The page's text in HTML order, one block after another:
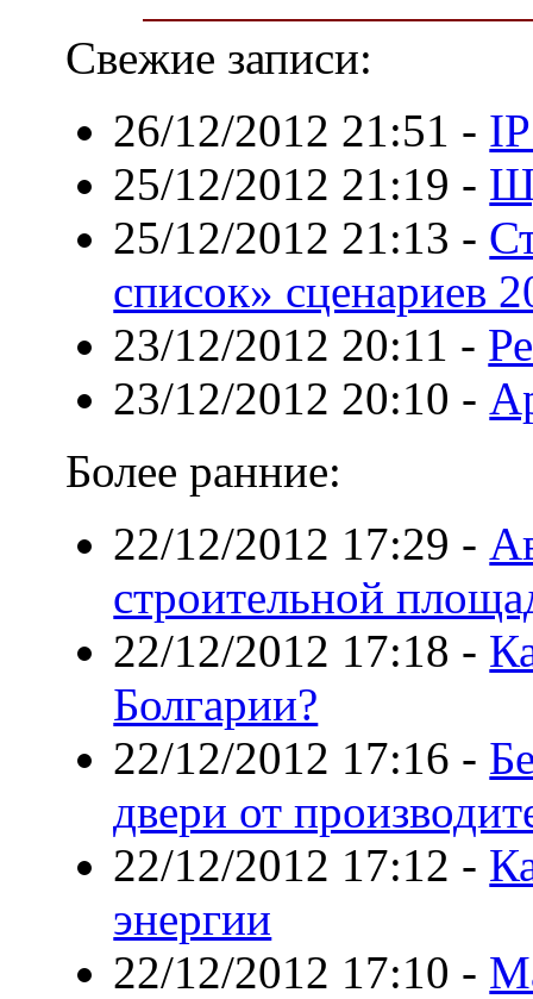
Свежие записи:
26/12/2012 21:51 -
25/12/2012 21:19 -
25/12/2012 21:13 -
список» сценариев
23/12/2012 20:11 -
23/12/2012 20:10 -
Более ранние:
22/12/2012 17:29 -
строительной
22/12/2012 17:18 -
Болгарии?
22/12/2012 17:16 -
двери от
22/12/2012 17:12 -
энергии
22/12/2012 17:10 -